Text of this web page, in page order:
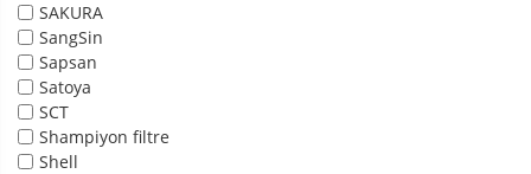
SAKURA
SangSin
Sapsan
Satoya
SCT
Shampiyon filtre
Shell